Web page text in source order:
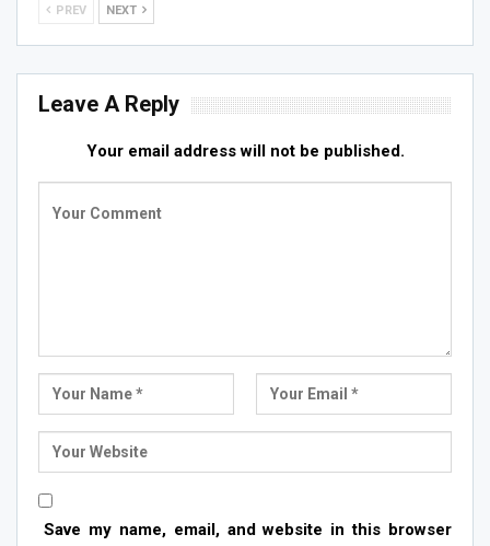
PREV NEXT
Leave A Reply
Your email address will not be published.
Save my name, email, and website in this browser